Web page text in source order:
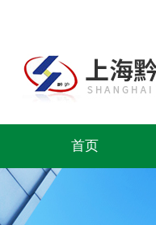
首页